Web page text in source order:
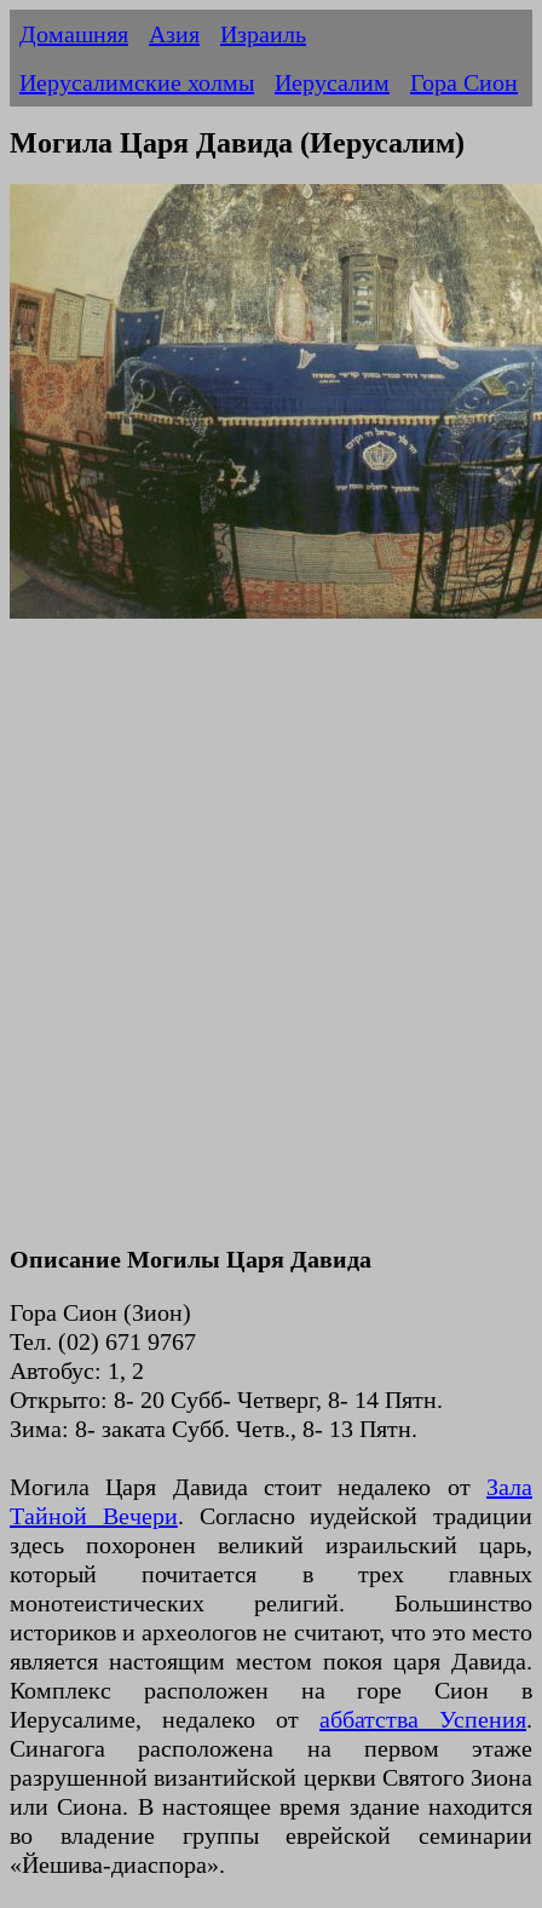
Домашняя Азия
Израиль
Иерусалимские холмы
Иерусалим Гора Сион
Могила Царя Давида (Иерусалим)
Описание Могилы Царя Давида
Гора Сион (Зион)
Teл. (02) 671 9767
Автобус: 1, 2
Открыто: 8- 20 Субб- Четверг, 8- 14 Пятн.
Зима: 8- заката Субб. Четв., 8- 13 Пятн.
Могила Царя Давида стоит недалеко от Зала
Тайной Вечери. Согласно иудейской традиции
здесь похоронен великий израильский царь,
который почитается в трех главных
монотеистических религий. Большинство
историков и археологов не считают, что это место
является настоящим местом покоя царя Давида.
Комплекс расположен на горе Сион в
Иерусалиме, недалеко от аббатства Успения.
Синагога расположена на первом этаже
разрушенной византийской церкви Святого Зиона
или Сиона. В настоящее время здание находится
во владение группы еврейской семинарии
«Йешива-диаспора».